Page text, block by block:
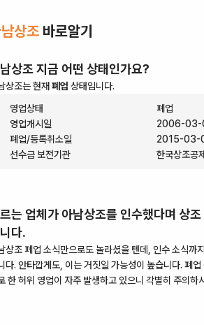
상조 바로알기
상조지금 어떤 상태인가요?
상조는 현재 폐업 상태입니다.
영업상태
폐업
영업개시일
2006-03-
폐업/등록취소일
2015-03-
선수금 보전기관
한국상조공
는 업체가아남상조를 인수했다며 상
다.
상조폐업 소식만으로도 놀라셨을 텐데, 인수 소식까
다. 안타깝게도, 이는 거짓일 가능성이 높습니다. 폐업
한 허위 영업이 자주 발생하고 있으니 각별히 주의하